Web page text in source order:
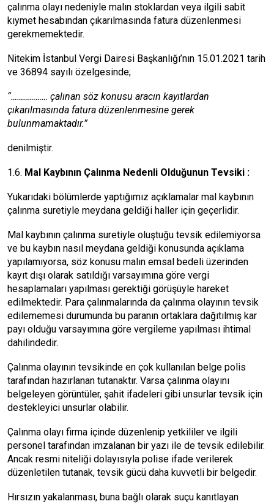
çalınma olayı nedeniyle malın stoklardan veya ilgili sabit
kıymet hesabından çıkarılmasında fatura düzenlenmesi
gerekmemektedir.
Nitekim İstanbul Vergi Dairesi Başkanlığı’nın 15.01.2021 tarih
ve 36894 sayılı özelgesinde;
“……………… çalınan söz konusu aracın kayıtlardan
çıkarılmasında fatura düzenlenmesine gerek
bulunmamaktadır.”
denilmiştir.
​​​​​​​1.6. Mal Kaybının Çalınma Nedenli Olduğunun Tevsiki :
Yukarıdaki bölümlerde yaptığımız açıklamalar mal kaybının
çalınma suretiyle meydana geldiği haller için geçerlidir.
Mal kaybının çalınma suretiyle oluştuğu tevsik edilemiyorsa
ve bu kaybın nasıl meydana geldiği konusunda açıklama
yapılamıyorsa, söz konusu malın emsal bedeli üzerinden
kayıt dışı olarak satıldığı varsayımına göre vergi
hesaplamaları yapılması gerektiği görüşüyle hareket
edilmektedir. Para çalınmalarında da çalınma olayının tevsik
edilememesi durumunda bu paranın ortaklara dağıtılmış kar
payı olduğu varsayımına göre vergileme yapılması ihtimal
dahilindedir.
Çalınma olayının tevsikinde en çok kullanılan belge polis
tarafından hazırlanan tutanaktır. Varsa çalınma olayını
belgeleyen görüntüler, şahit ifadeleri gibi unsurlar tevsik için
destekleyici unsurlar olabilir.
Çalınma olayı firma içinde düzenlenip yetkililer ve ilgili
personel tarafından imzalanan bir yazı ile de tevsik edilebilir.
Ancak resmi niteliği dolayısıyla polise ifade verilerek
düzenletilen tutanak, tevsik gücü daha kuvvetli bir belgedir.
Hırsızın yakalanması, buna bağlı olarak suçu kanıtlayan